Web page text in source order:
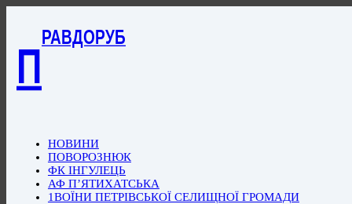
П
РАВДОРУБ
НОВИНИ
ПОВОРОЗНЮК
ФК ІНГУЛЕЦЬ
АФ П’ЯТИХАТСЬКА
1ВОЇНИ ПЕТРІВСЬКОЇ СЕЛИЩНОЇ ГРОМАДИ